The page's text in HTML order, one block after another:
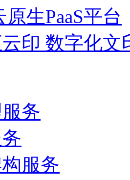
生PaaS平台
印 数字化文
务
服务